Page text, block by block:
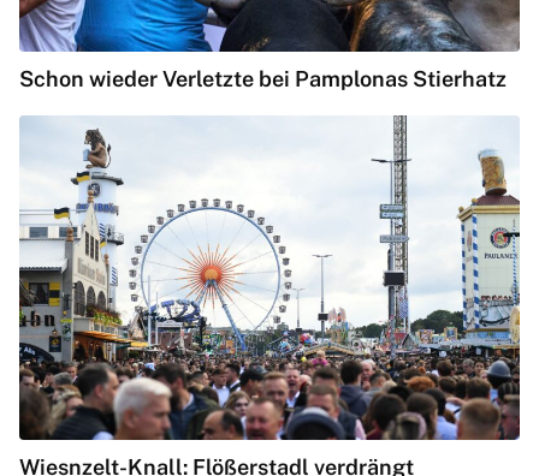
Schon wieder Verletzte bei Pamplonas Stierhatz
Wiesnzelt-Knall: Flößerstadl verdrängt